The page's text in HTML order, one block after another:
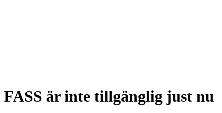
FASS är inte tillgänglig just nu